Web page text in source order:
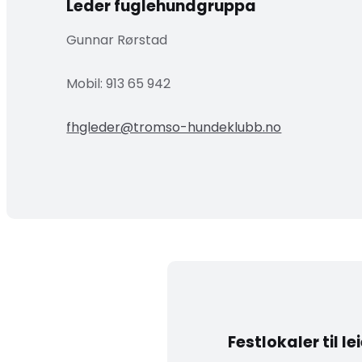
Leder fuglehundgruppa
Gunnar Rørstad
Mobil:913 65 942
fhgleder@tromso-hundeklubb.no
Festlokaler til